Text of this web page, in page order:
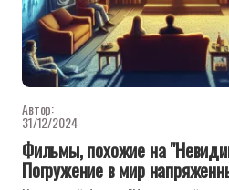
Автор:
31/12/2024
Фильмы, похожие на
Погружение в мир